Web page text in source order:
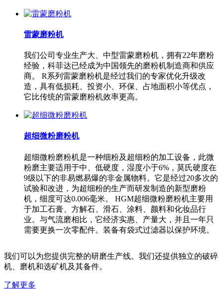
雷蒙磨粉机
我们公司专业生产大、中型雷蒙磨粉机，拥有22年磨粉
经验，科菲达已经成为中国领先的磨粉机制造商和供应
商。 R系列雷蒙磨粉机是经过我们的专家优化升级改
造，具有低损耗、投资小、环保、占地面积小等优点，
它比传统的雷蒙磨粉机效率更高。
超细微粉磨粉机
超细微粉磨粉机是一种细粉及超细粉的加工设备，此微
粉磨主要适用于中、低硬度，湿度小于6%，莫氏硬度在
9级以下的非易燃易爆的非金属物料。它是经过20多次的
试验和改进，为超细粉的生产而研发制造的新型磨粉
机，细度可达0.006毫米。 HGM超细微粉磨粉机主要用
于加工石膏、方解石、滑石、涂料、颜料和化妆品行
业。与气流磨相比，它经济实惠、产量大，并且一年只
需要更换一次零配件。装备有袋式过滤器以保护环境。
我们可以为您提供完整的研磨生产线。我们还提供独立的破碎
机、磨机和选矿机及其备件。
了解更多